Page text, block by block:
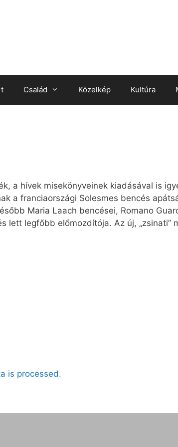
Család Közelkép Kultúra
a hívek misekönyveinek kiadásával is
a franciaországi Solesmes bencés
Maria Laach bencései, Romano
lett legfőbb előmozdítója. Az új, „zsinati”
is processed.